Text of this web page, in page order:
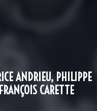
ANDRIEU, PHILIPPE
CARETTE